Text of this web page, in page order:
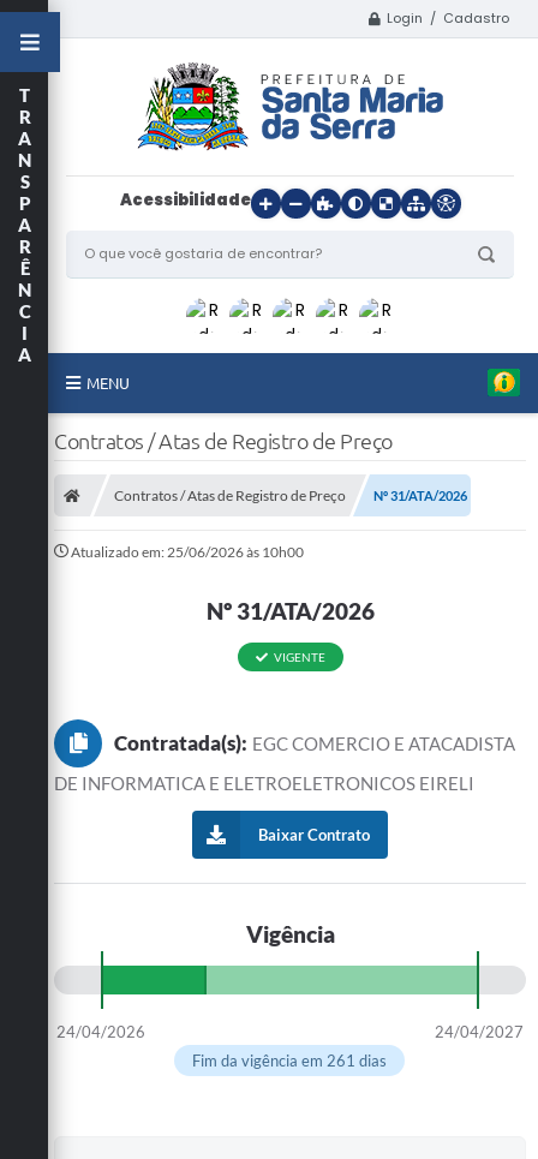
Login / Cadastro
Acessibilidade
MENU
Início
Legislação
Editais
T
R
A
N
S
P
A
R
Ê
N
C
I
A
Contratos / Atas de Registro de Preço
Contratos / Atas de Registro de Preço Nº 31/ATA/2026
Atualizado em: 25/06/2026 às 10h00
Nº 31/ATA/2026
VIGENTE
Contratada(s): EGC COMERCIO E ATACADISTA
DE INFORMATICA E ELETROELETRONICOS EIRELI
Baixar Contrato
Vigência
24/04/2026
24/04/2027
Fim da vigência em 261 dias